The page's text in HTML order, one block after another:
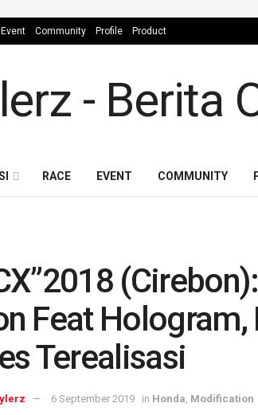
Event Community Profile Product
RACE EVENT COMMUNITY
Feat Hologram,
Terealisasi
6 September 2019 in Honda Modification